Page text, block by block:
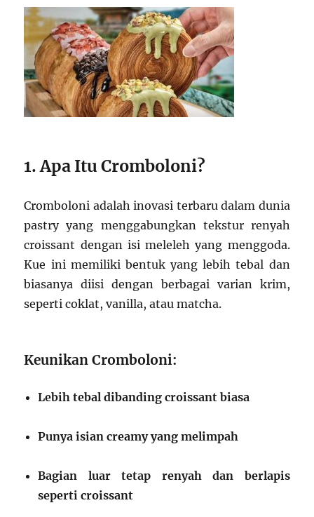
1. Apa Itu Cromboloni?
Cromboloni adalah inovasi terbaru dalam dunia
pastry yang menggabungkan tekstur renyah
croissant dengan isi meleleh yang menggoda.
Kue ini memiliki bentuk yang lebih tebal dan
biasanya diisi dengan berbagai varian krim,
seperti coklat, vanilla, atau matcha.
Keunikan Cromboloni:
Lebih tebal dibanding croissant biasa
Punya isian creamy yang melimpah
Bagian luar tetap renyah dan berlapis
seperti croissant